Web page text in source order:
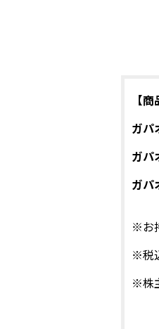
【商
ガパ
ガパ
ガパ
※お
※税
※株